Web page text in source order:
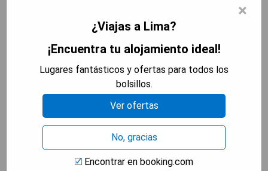
comercial Larcomar se encuentran a 10 minutos a
pie. El estacionamiento privado es gratuito. El
hotel cuenta con habitaciones con aire
acondicionado y facilidades de cocina, así como
elegantes áreas de comedor. Los apartamentos
tienen una decoración cuidada con suelos
alfombrados y zonas de estar con sofás color
crema.
- Excelente ubicación en el distrito de Miraflores
- Conexión Wi-Fi gratuita
×
¿Viajas a Lima?
¡Encuentra tu alojamiento ideal!
Lugares fantásticos y ofertas para todos los
bolsillos.
Ver ofertas
No, gracias
Encontrar en booking.com